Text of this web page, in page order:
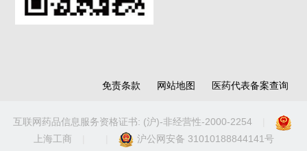
免责条款 网站地图 医药代表备案查询
互联网药品信息服务资格证书: (沪)-非经营性-2000-2254
上海工商
沪公网安备 31010188844141号